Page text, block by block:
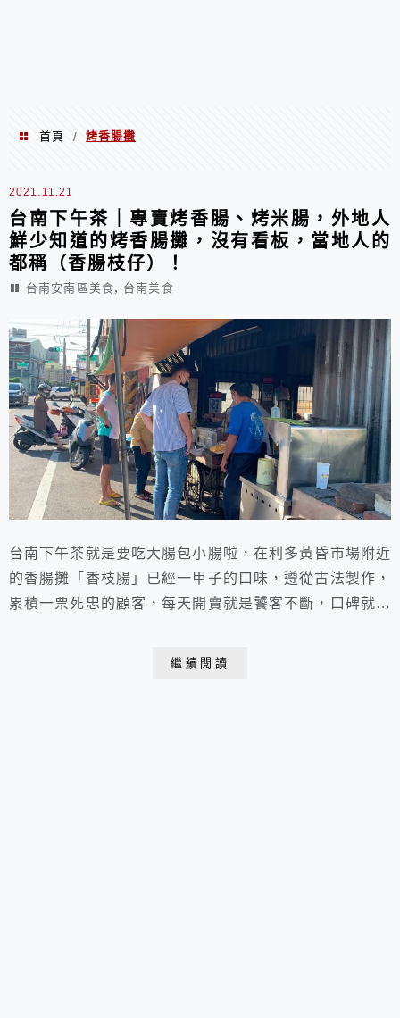
首頁 / 烤香腸攤
烤香腸攤
2021.11.21
台南下午茶｜專賣烤香腸、烤米腸，外地人
鮮少知道的烤香腸攤，沒有看板，當地人的
都稱（香腸枝仔）！
台南安南區美食, 台南美食
台南下午茶就是要吃大腸包小腸啦，在利多黃昏市場附近
的香腸攤「香枝腸」已經一甲子的口味，遵從古法製作，
累積一票死忠的顧客，每天開賣就是饕客不斷，口碑就是
繼續閱讀